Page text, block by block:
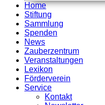
Home
Stiftung
Sammlung
Spenden
News
Zauberzentrum
Veranstaltungen
Lexikon
Förderverein
Service
Kontakt